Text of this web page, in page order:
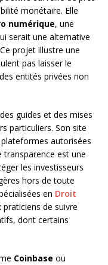
monétaire. Elle
numérique, une
serait une alternative
projet illustre une
pas laisser le
entités privées non
guides et des mises
particuliers. Son site
autorisées
transparence est une
les investisseurs
hors de toute
en Droit
de suivre
dont certains
Coinbase ou